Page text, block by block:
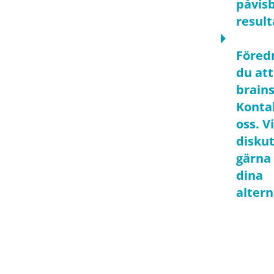
du att
oss. Vi
gärna
dina